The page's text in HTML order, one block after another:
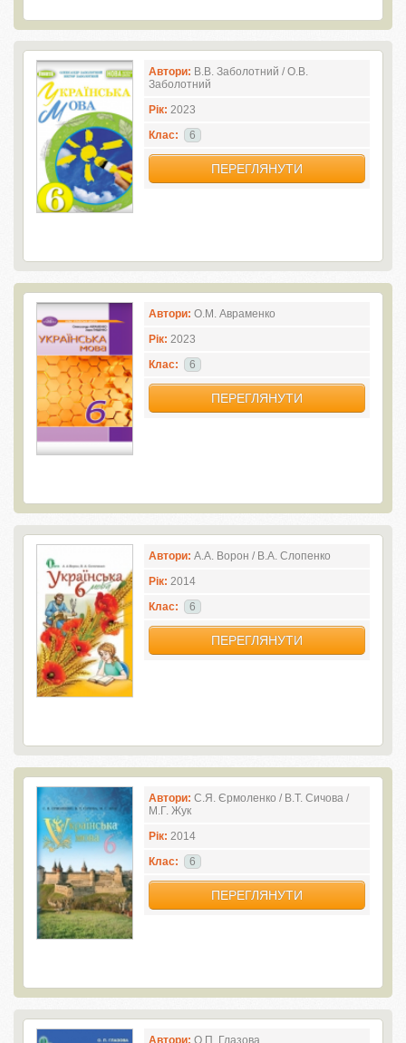
Автори: В.В. Заболотний / О.В.
Заболотний
Рік: 2023
Клас:
6
ПЕРЕГЛЯНУТИ
Автори: О.М. Авраменко
Рік: 2023
Клас:
6
ПЕРЕГЛЯНУТИ
Автори: А.А. Ворон / В.А. Слопенко
Рік: 2014
Клас:
6
ПЕРЕГЛЯНУТИ
Автори: С.Я. Єрмоленко / В.Т. Сичова /
М.Г. Жук
Рік: 2014
Клас:
6
ПЕРЕГЛЯНУТИ
Автори: О.П. Глазова